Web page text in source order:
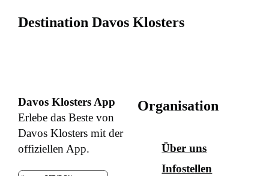
Destination Davos Klosters
Davos Klosters App
Erlebe das Beste von
Davos Klosters mit der
offiziellen App.
Organisation
Über uns
Infostellen